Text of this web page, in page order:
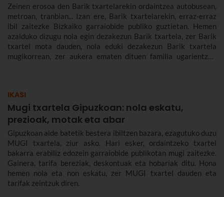
Zeinen erosoa den Barik txartelarekin ordaintzea autobusean,
metroan, tranbian... Izan ere, Barik txartelarekin, erraz-erraz
ibil zaitezke Bizkaiko garraiobide publiko guztietan. Hemen
azalduko dizugu nola egin dezakezun Barik txartela, zer Barik
txartel mota dauden, nola eduki dezakezun Barik txartela
mugikorrean, zer aukera ematen dituen familia ugarientzat,
IKASI
Mugi txartela Gipuzkoan: nola eskatu,
prezioak, motak eta abar
Gipuzkoan alde batetik bestera ibiltzen bazara, ezagutuko duzu
MUGI txartela, ziur asko. Hari esker, ordaintzeko txartel
bakarra erabiliz edozein garraiobide publikotan mugi zaitezke.
Gainera, tarifa bereziak, deskontuak eta hobariak ditu. Hona
hemen nola eta non eskatu, zer MUGI txartel dauden eta
tarifak zeintzuk diren.